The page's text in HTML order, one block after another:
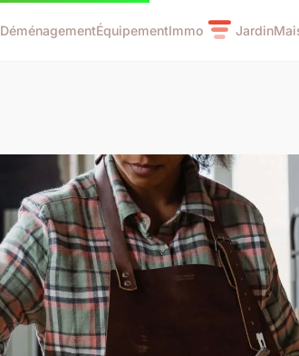
DéménagementÉquipementImmo Jardin